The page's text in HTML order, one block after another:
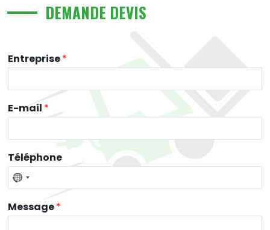
DEMANDE DEVIS
Entreprise*
E-mail *
Téléphone
Message*